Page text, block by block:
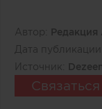
Автор:
Редакция
Дата публикации:
Источник:
Dezeen
Связаться